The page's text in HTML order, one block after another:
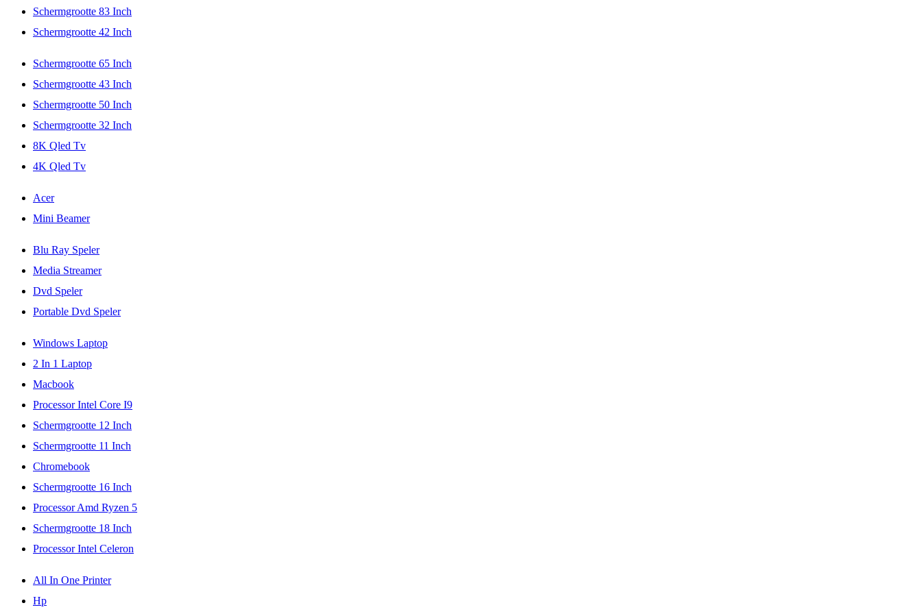
Schermgrootte 83 Inch
Schermgrootte 42 Inch
Schermgrootte 65 Inch
Schermgrootte 43 Inch
Schermgrootte 50 Inch
Schermgrootte 32 Inch
8K Qled Tv
4K Qled Tv
Acer
Mini Beamer
Blu Ray Speler
Media Streamer
Dvd Speler
Portable Dvd Speler
Windows Laptop
2 In 1 Laptop
Macbook
Processor Intel Core I9
Schermgrootte 12 Inch
Schermgrootte 11 Inch
Chromebook
Schermgrootte 16 Inch
Processor Amd Ryzen 5
Schermgrootte 18 Inch
Processor Intel Celeron
All In One Printer
Hp